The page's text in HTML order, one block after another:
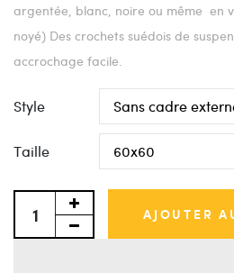
argentée, blanc, noire ou même en
noyé) Des crochets suédois de
accrochage facile.
Style
Taille
AJOUTER